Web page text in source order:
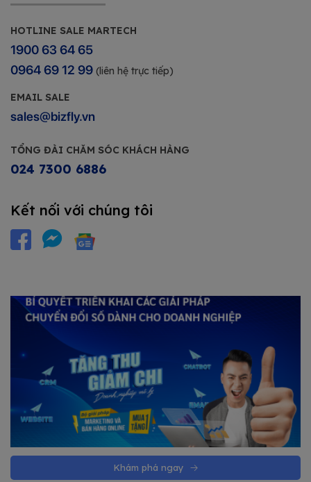
HOTLINE SALE MARTECH
1900 63 64 65
0964 69 12 99 (liên hệ trực tiếp)
EMAIL SALE
sales@bizfly.vn
TỔNG ĐÀI CHĂM SÓC KHÁCH HÀNG
024 7300 6886
Kết nối với chúng tôi
Khám phá ngay